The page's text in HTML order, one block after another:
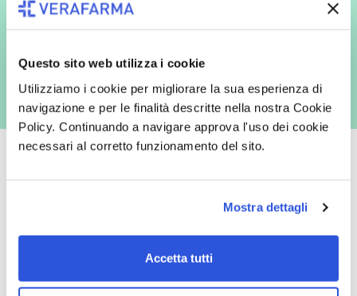
Questo sito web utilizza i cookie
Utilizziamo i cookie per migliorare la sua esperienza di
navigazione e per le finalità descritte nella nostra Cookie
Policy. Continuando a navigare approva l'uso dei cookie
necessari al corretto funzionamento del sito.
Mostra dettagli
Accetta tutti
commerciali da parte di Verafarma, tra cui invio di comunicazioni
marketing (con modalità telematiche - quali ad es. newsletter ed e-mail
con inviti e comunicazioni commerciali - e modalità tradizionali, quali ad
per soddisfare tutte le esigenze.
Spedizione gratuita
la spedizione la regaliamo noi.